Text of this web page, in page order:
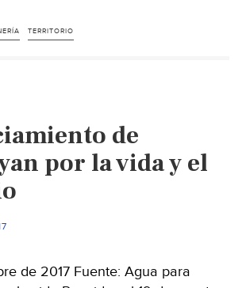
TERRITORIO
de
por la vida y el
de 2017 Fuente: Agua para